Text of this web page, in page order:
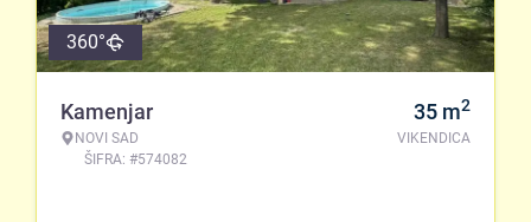
360°
Kamenjar
NOVI SAD
ŠIFRA: #574082
35 m2
VIKENDICA